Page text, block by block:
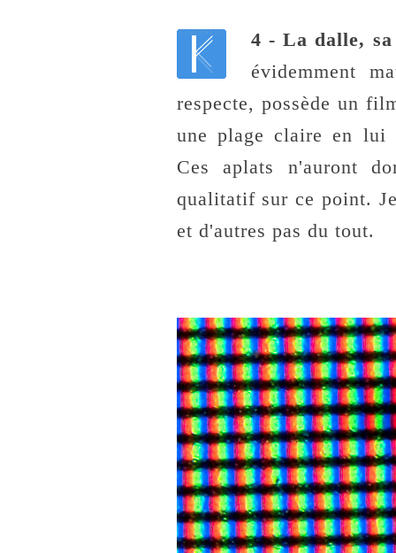
4 - La dalle,
évidemment
respecte, possède un
une plage claire en lui
Ces aplats n'auront
qualitatif sur ce point.
et d'autres pas du tout.